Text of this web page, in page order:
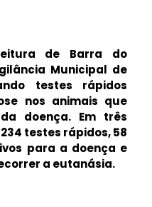
de Barra do
Municipal de
testes rápidos
nos animais que
doença. Em três
testes rápidos, 58
para a doença e
a eutanásia.